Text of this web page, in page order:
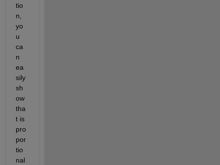
tio
n,
yo
u
ca
n
ea
sily
sh
ow
tha
t is
pro
por
tio
nal